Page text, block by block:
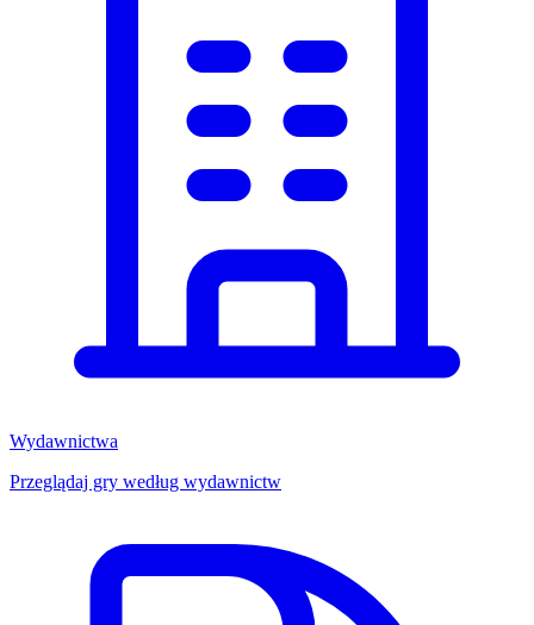
Wydawnictwa
Przeglądaj gry według wydawnictw